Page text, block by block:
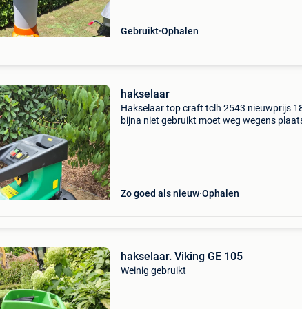
Gebruikt Ophalen
hakselaar
Hakselaar top craft tclh 2543 nieuwprijs
bijna niet gebruikt moet weg wegens
Zo goed als nieuw Ophalen
hakselaar. Viking GE 105
Weinig gebruikt